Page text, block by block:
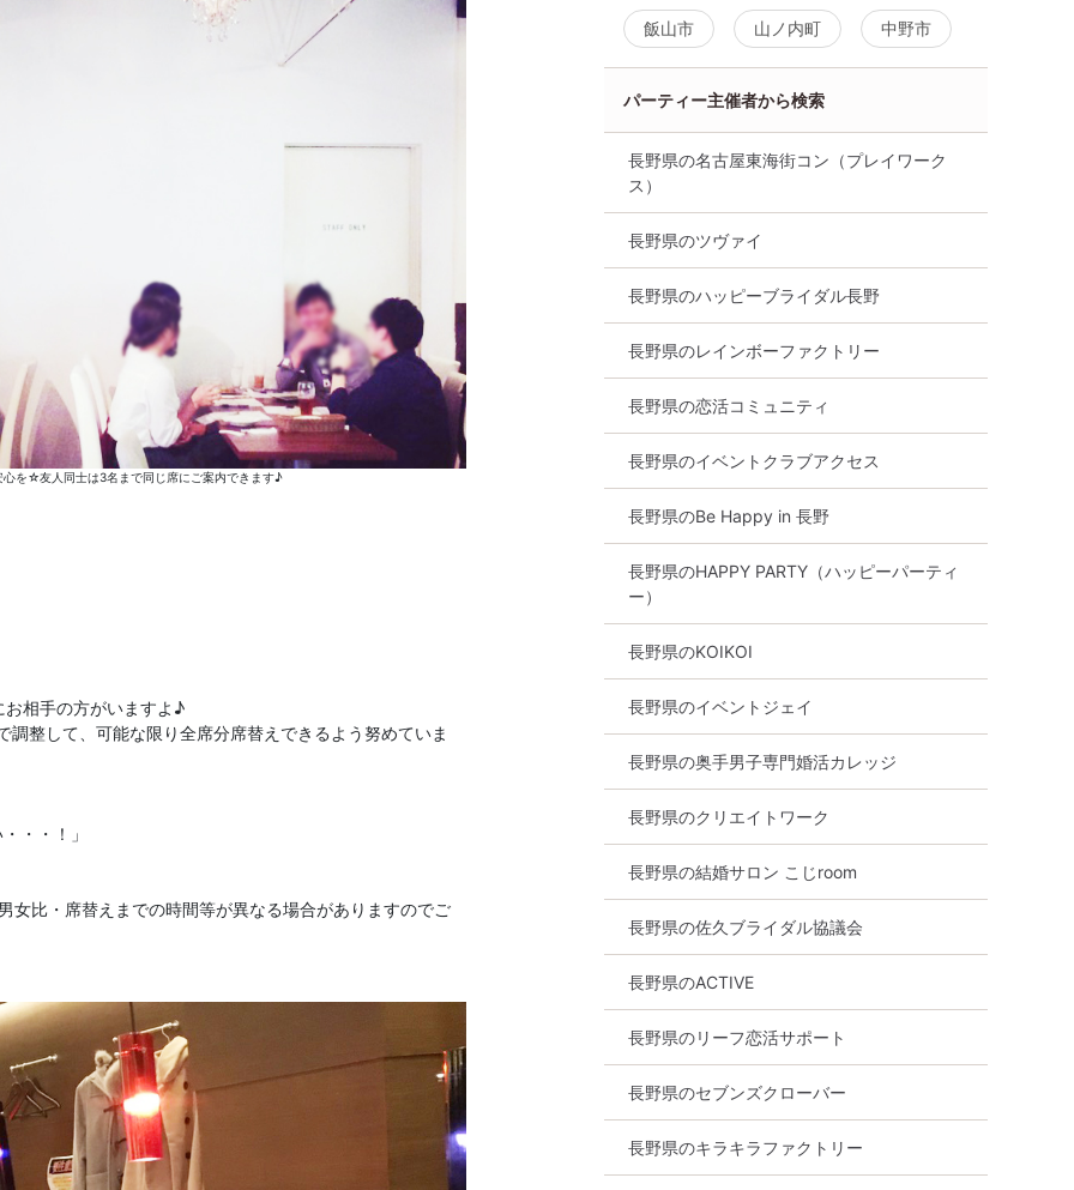
を☆友人同士は3名まで同じ席にご案内できます♪
相手の方がいますよ♪
整して、可能な限り全席分席替えできるよう努めていま
・・！」
比・席替えまでの時間等が異なる場合がありますのでご
飯山市 山ノ内町 中野市
パーティー主催者から検索
長野県の名古屋東海街コン（プレイワーク
ス）
長野県のツヴァイ
長野県のハッピーブライダル長野
長野県のレインボーファクトリー
長野県の恋活コミュニティ
長野県のイベントクラブアクセス
長野県のBe Happy in 長野
長野県のHAPPY PARTY（ハッピーパーティ
ー）
長野県のKOIKOI
長野県のイベントジェイ
長野県の奥手男子専門婚活カレッジ
長野県のクリエイトワーク
長野県の結婚サロン こじroom
長野県の佐久ブライダル協議会
長野県のACTIVE
長野県のリーフ恋活サポート
長野県のセブンズクローバー
長野県のキラキラファクトリー